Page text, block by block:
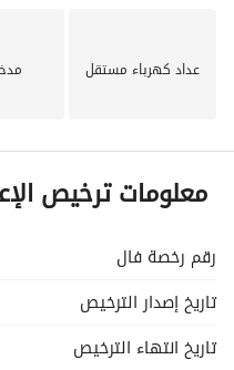
عداد كهرباء مستقل
معلومات ترخيص
رقم رخصة فال
تاريخ إصدار الترخيص
تاريخ انتهاء الترخيص